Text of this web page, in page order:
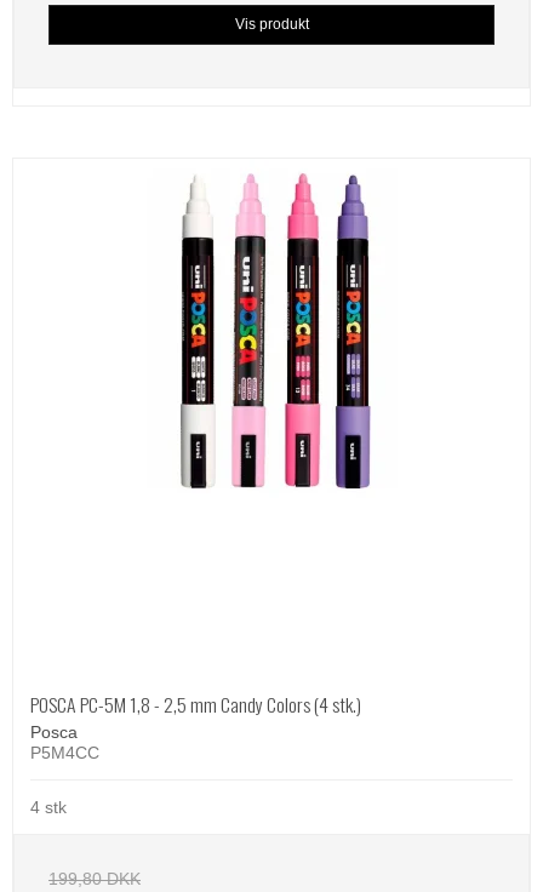
Vis produkt
POSCA PC-5M 1,8 - 2,5 mm Candy Colors (4 stk.)
Posca
P5M4CC
4 stk
199,80 DKK